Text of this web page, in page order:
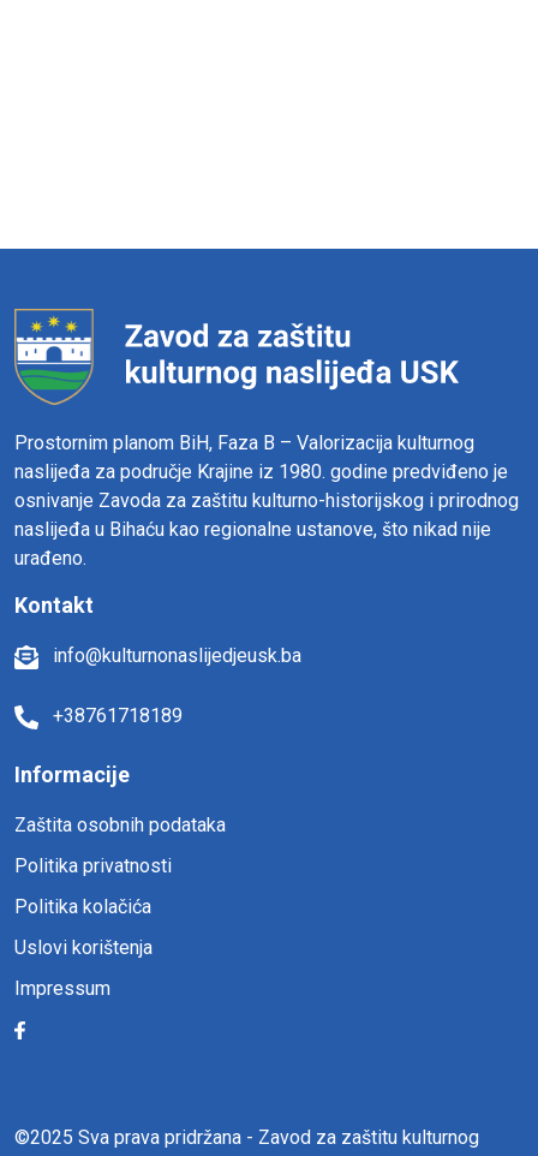
Prostornim planom BiH, Faza B – Valorizacija kulturnog
naslijeđa za područje Krajine iz 1980. godine predviđeno je
osnivanje Zavoda za zaštitu kulturno-historijskog i prirodnog
naslijeđa u Bihaću kao regionalne ustanove, što nikad nije
urađeno.
Kontakt
info@kulturnonaslijedjeusk.ba
+38761718189
Informacije
Zaštita osobnih podataka
Politika privatnosti
Politika kolačića
Uslovi korištenja
Impressum
©2025 Sva prava pridržana - Zavod za zaštitu kulturnog